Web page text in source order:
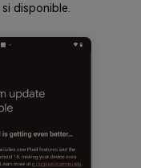
si disponible.